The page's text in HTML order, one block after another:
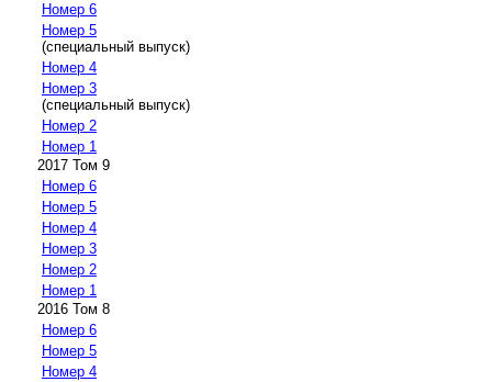
Номер 6
Номер 5
(специальный выпуск)
Номер 4
Номер 3
(специальный выпуск)
Номер 2
Номер 1
2017 Том 9
Номер 6
Номер 5
Номер 4
Номер 3
Номер 2
Номер 1
2016 Том 8
Номер 6
Номер 5
Номер 4